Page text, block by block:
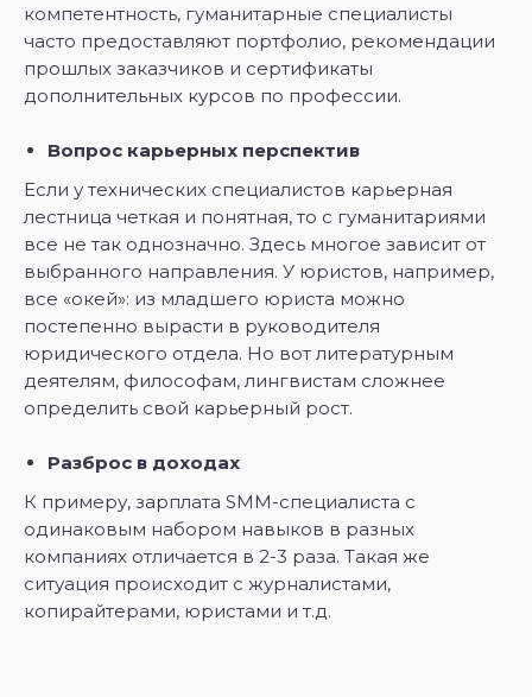
компетентность, гуманитарные специалисты
часто предоставляют портфолио, рекомендации
прошлых заказчиков и сертификаты
дополнительных курсов по профессии.
Вопрос карьерных перспектив
Если у технических специалистов карьерная
лестница четкая и понятная, то с гуманитариями
все не так однозначно. Здесь многое зависит от
выбранного направления. У юристов, например,
все «окей»: из младшего юриста можно
постепенно вырасти в руководителя
юридического отдела. Но вот литературным
деятелям, философам, лингвистам сложнее
определить свой карьерный рост.
Разброс в доходах
К примеру, зарплата SMM-специалиста с
одинаковым набором навыков в разных
компаниях отличается в 2-3 раза. Такая же
ситуация происходит с журналистами,
копирайтерами, юристами и т.д.